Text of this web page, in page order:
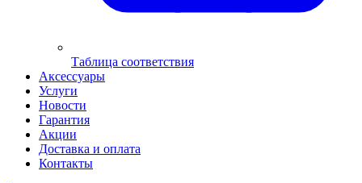
Таблица соответствия
Аксессуары
Услуги
Новости
Гарантия
Акции
Доставка и оплата
Контакты